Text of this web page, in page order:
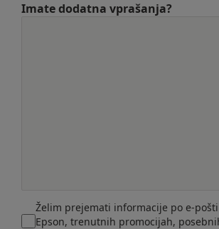
Imate dodatna vprašanja?
Želim prejemati informacije po e-
Epson, trenutnih promocijah,